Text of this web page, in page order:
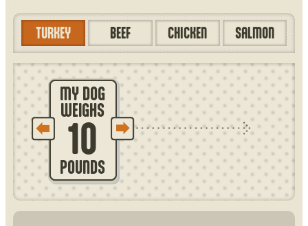
TURKEY BEEF CHICKEN SALMON
MY DOG
WEIGHS
10
POUNDS